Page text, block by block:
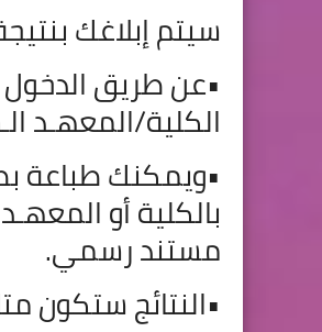
سيتم إبلاغك
•عن طريق
الكلية/المعهـد
•ويمكنك طباعة
بالكلية أو
مستند رسمي.
•النتائج ستكون